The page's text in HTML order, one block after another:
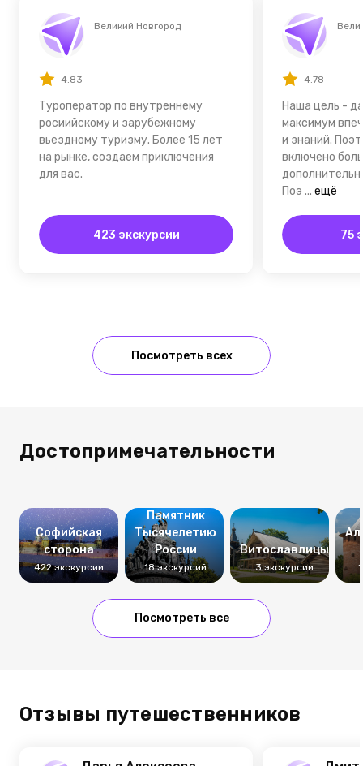
Великий Новгород
4.83
Туроператор по внутреннему
росиийскому и зарубежному
вьездному туризму. Более 15 лет
на рынке, создаем приключения
для вас.
423 экскурсии
4.78
Наша цель -
максимум
и знаний.
включено
Поэ ... ещё
75
Посмотреть всех
Достопримечательности
Софийская
сторона
422 экскурсии
Памятник
Тысячелетию
России
18 экскурсий
Витославлицы
3 экскурсии
Посмотреть все
Отзывы путешественников